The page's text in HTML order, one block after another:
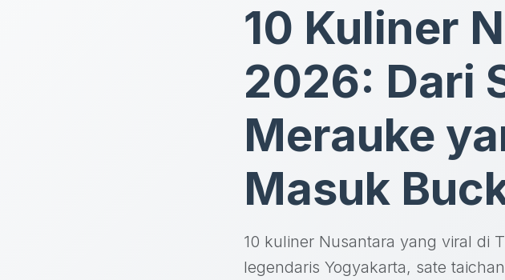
10 Kuliner
2026: Dari
Merauke
Masuk
10 kuliner Nusantara yang viral di
legendaris Yogyakarta, sate